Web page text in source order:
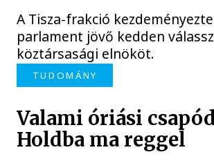
A Tisza-frakció
parlament jövő kedden
köztársasági elnököt.
TUDOMÁNY
Valami óriási
Holdba ma reggel